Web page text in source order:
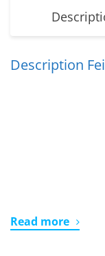
Description
Read more